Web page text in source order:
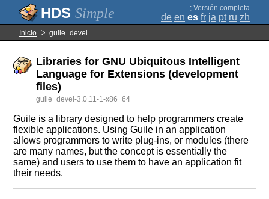
Simple ; Versión completa
de en es fr ja pt ru zh
Inicio guile_devel
Libraries for GNU Ubiquitous Intelligent
Language for Extensions (development
files)
guile_devel-3.0.11-1-x86_64
Guile is a library designed to help programmers create
flexible applications. Using Guile in an application
allows programmers to write plug-ins, or modules (there
are many names, but the concept is essentially the
same) and users to use them to have an application fit
their needs.